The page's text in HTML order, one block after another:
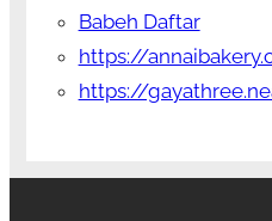
Babeh Daftar
https://
https://